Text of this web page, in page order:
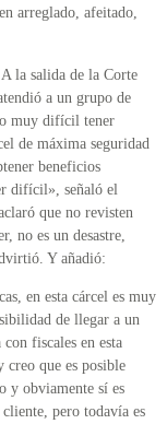
arreglado, afeitado,
la salida de la Corte
a un grupo de
muy difícil tener
de máxima seguridad
beneficios
difícil», señaló el
que no revisten
no es un desastre,
Y añadió:
en esta cárcel es muy
de llegar a un
fiscales en esta
que es posible
y obviamente sí es
pero todavía es